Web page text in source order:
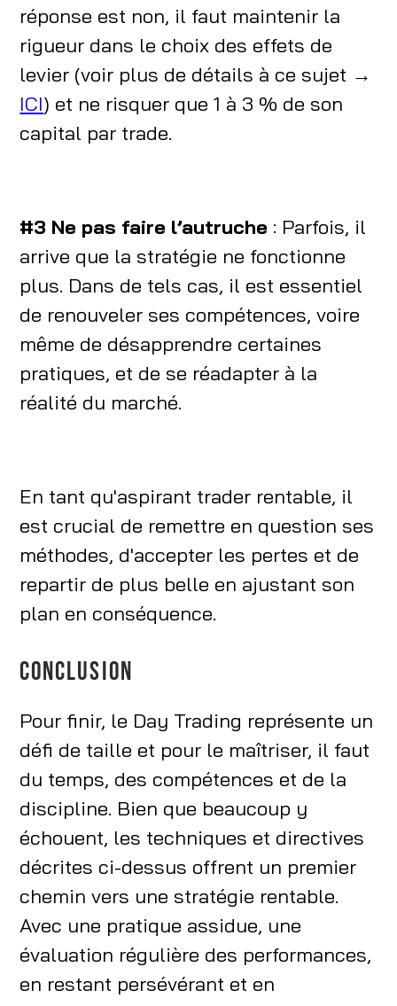
réponse est non, il faut maintenir la
rigueur dans le choix des effets de
levier (voir plus de détails à ce sujet →
ICI) et ne risquer que 1 à 3 % de son
capital par trade.
#3 Ne pas faire l’autruche : Parfois, il
arrive que la stratégie ne fonctionne
plus. Dans de tels cas, il est essentiel
de renouveler ses compétences, voire
même de désapprendre certaines
pratiques, et de se réadapter à la
réalité du marché.
En tant qu'aspirant trader rentable, il
est crucial de remettre en question ses
méthodes, d'accepter les pertes et de
repartir de plus belle en ajustant son
plan en conséquence.
CONCLUSION
Pour finir, le Day Trading représente un
défi de taille et pour le maîtriser, il faut
du temps, des compétences et de la
discipline. Bien que beaucoup y
échouent, les techniques et directives
décrites ci-dessus offrent un premier
chemin vers une stratégie rentable.
Avec une pratique assidue, une
évaluation régulière des performances,
en restant persévérant et en